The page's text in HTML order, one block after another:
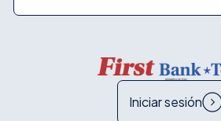
Iniciar sesión